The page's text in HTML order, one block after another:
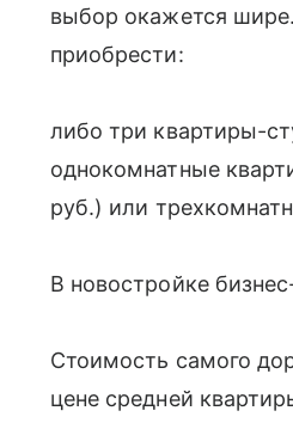
выбор окажется
приобрести:
либо три квартиры-
однокомнатные
руб.) или
В новостройке
Стоимость самого
цене средней